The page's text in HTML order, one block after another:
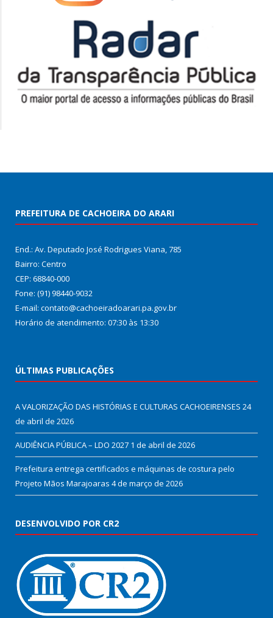
PREFEITURA DE CACHOEIRA DO ARARI
End.: Av. Deputado José Rodrigues Viana, 785
Bairro: Centro
CEP: 68840-000
Fone: (91) 98440-9032
E-mail: contato@cachoeiradoarari.pa.gov.br
Horário de atendimento: 07:30 às 13:30
ÚLTIMAS PUBLICAÇÕES
A VALORIZAÇÃO DAS HISTÓRIAS E CULTURAS CACHOEIRENSES 24
de abril de 2026
AUDIÊNCIA PÚBLICA – LDO 2027 1 de abril de 2026
Prefeitura entrega certificados e máquinas de costura pelo
Projeto Mãos Marajoaras 4 de março de 2026
DESENVOLVIDO POR CR2